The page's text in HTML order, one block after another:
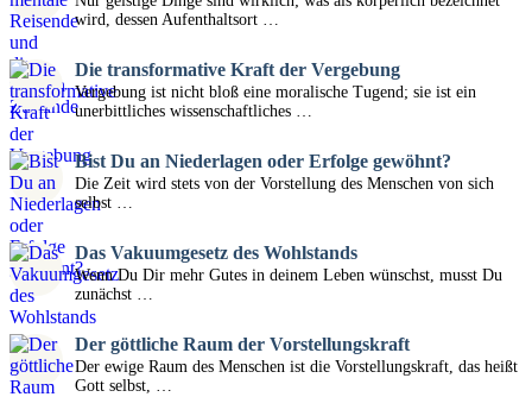
wird, dessen Aufenthaltsort …
Die transformative Kraft der Vergebung
Vergebung ist nicht bloß eine moralische Tugend; sie ist ein
unerbittliches wissenschaftliches …
Bist Du an Niederlagen oder Erfolge gewöhnt?
Die Zeit wird stets von der Vorstellung des Menschen von sich
selbst …
Das Vakuumgesetz des Wohlstands
Wenn Du Dir mehr Gutes in deinem Leben wünschst, musst Du
zunächst …
Der göttliche Raum der Vorstellungskraft
Der ewige Raum des Menschen ist die Vorstellungskraft, das heißt
Gott selbst, …